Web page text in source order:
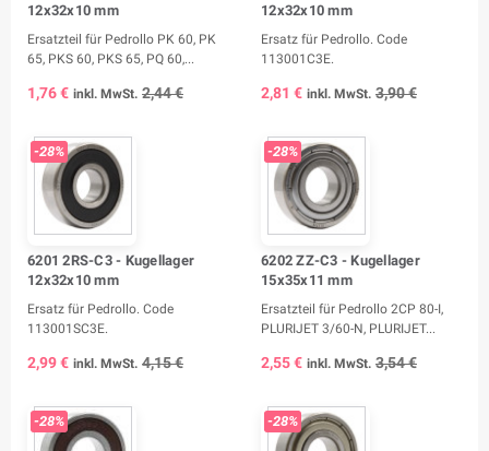
12x32x10 mm
Ersatzteil für Pedrollo PK 60, PK
65, PKS 60, PKS 65, PQ 60,...
1,76 € inkl. MwSt. 2,44 €
12x32x10 mm
Ersatz für Pedrollo. Code
113001C3E.
2,81 € inkl. MwSt. 3,90 €
-28%
6201 2RS-C3 - Kugellager
12x32x10 mm
Ersatz für Pedrollo. Code
113001SC3E.
2,99 € inkl. MwSt. 4,15 €
-28%
6202 ZZ-C3 - Kugellager
15x35x11 mm
Ersatzteil für Pedrollo 2CP 80-I,
PLURIJET 3/60-N, PLURIJET...
2,55 € inkl. MwSt. 3,54 €
-28% -28%